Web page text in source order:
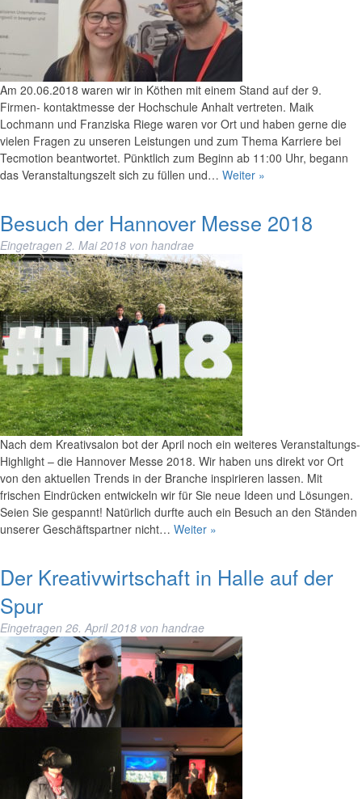
Am 20.06.2018 waren wir in Köthen mit einem Stand auf der 9.
Firmen- kontaktmesse der Hochschule Anhalt vertreten. Maik
Lochmann und Franziska Riege waren vor Ort und haben gerne die
vielen Fragen zu unseren Leistungen und zum Thema Karriere bei
Tecmotion beantwortet. Pünktlich zum Beginn ab 11:00 Uhr, begann
das Veranstaltungszelt sich zu füllen und… Weiter »
Besuch der Hannover Messe 2018
Eingetragen 2. Mai 2018 von handrae
Nach dem Kreativsalon bot der April noch ein weiteres Veranstaltungs-
Highlight – die Hannover Messe 2018. Wir haben uns direkt vor Ort
von den aktuellen Trends in der Branche inspirieren lassen. Mit
frischen Eindrücken entwickeln wir für Sie neue Ideen und Lösungen.
Seien Sie gespannt! Natürlich durfte auch ein Besuch an den Ständen
unserer Geschäftspartner nicht… Weiter »
Der Kreativwirtschaft in Halle auf der
Spur
Eingetragen 26. April 2018 von handrae